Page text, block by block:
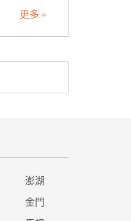
更多 »
澎湖
金門